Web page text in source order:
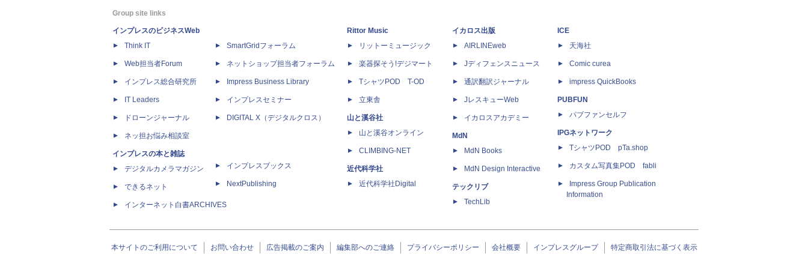
Group site links
インプレスのビジネスWeb
Think IT
Web担当者Forum
インプレス総合研究所
IT Leaders
ドローンジャーナル
ネッ担お悩み相談室
インプレスの本と雑誌
デジタルカメラマガジン
できるネット
インターネット白書ARCHIVES
SmartGridフォーラム
ネットショップ担当者フォーラム
Impress Business Library
インプレスセミナー
DIGITAL X（デジタルクロス）
インプレスブックス
NextPublishing
Rittor Music
リットーミュージック
楽器探そう!デジマート
TシャツPOD T-OD
立東舎
山と溪谷社
山と溪谷オンライン
CLIMBING-NET
近代科学社
近代科学社Digital
イカロス出版
AIRLINEweb
Jディフェンスニュース
通訳翻訳ジャーナル
JレスキューWeb
イカロスアカデミー
MdN
MdN Books
MdN Design Interactive
テックリブ
TechLib
ICE
天海社
Comic curea
impress QuickBooks
PUBFUN
パブファンセルフ
IPGネットワーク
TシャツPOD pTa.shop
カスタム写真集POD fabli
Impress Group Publication
Information
本サイトのご利用について お問い合わせ 広告掲載のご案内 編集部へのご連絡 プライバシーポリシー 会社概要 インプレスグループ 特定商取引法に基づく表示